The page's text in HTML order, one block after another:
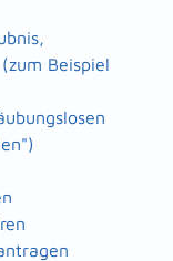
Beispiel